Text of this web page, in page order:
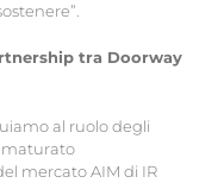
tra Doorway
al ruolo degli
maturato
mercato AIM di IR